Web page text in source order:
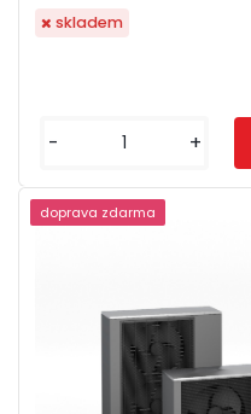
skladem
- +
doprava zdarma